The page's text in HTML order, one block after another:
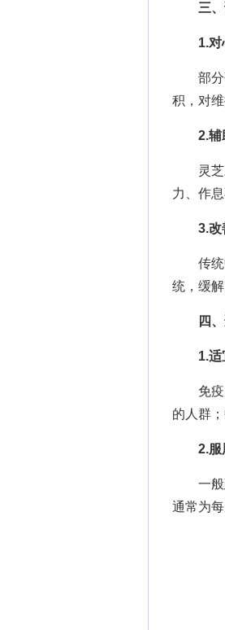
三
1.对
部分研
积，对
2.辅
灵芝三
力、作
3.改
传统中
统，缓
四
1.适
免疫力
的人群
2.服
一般建
通常为